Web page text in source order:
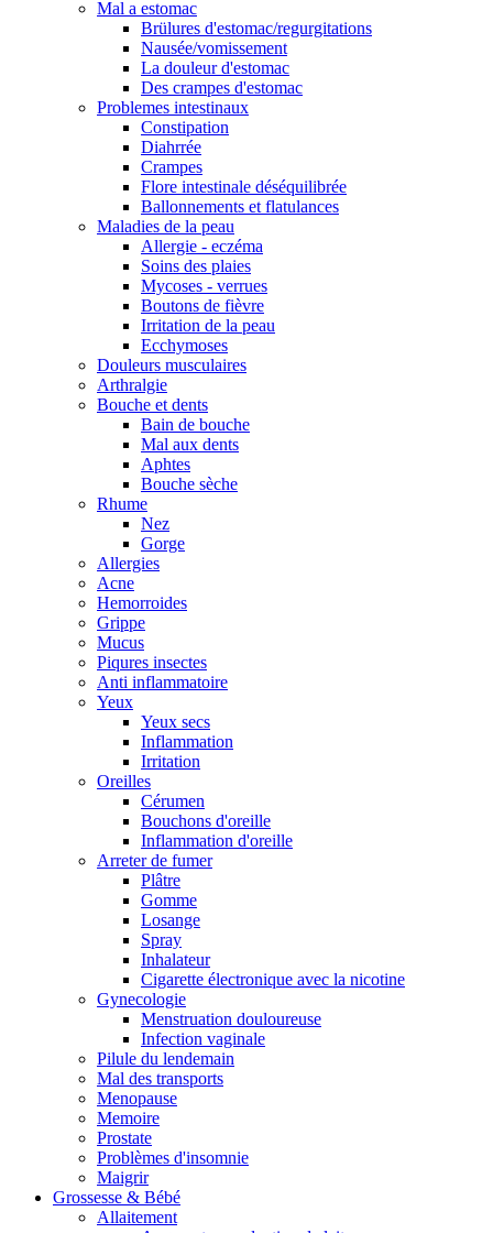
Mal a estomac
Brülures d'estomac/regurgitations
Nausée/vomissement
La douleur d'estomac
Des crampes d'estomac
Problemes intestinaux
Constipation
Diahrrée
Crampes
Flore intestinale déséquilibrée
Ballonnements et flatulances
Maladies de la peau
Allergie - eczéma
Soins des plaies
Mycoses - verrues
Boutons de fièvre
Irritation de la peau
Ecchymoses
Douleurs musculaires
Arthralgie
Bouche et dents
Bain de bouche
Mal aux dents
Aphtes
Bouche sèche
Rhume
Nez
Gorge
Allergies
Acne
Hemorroides
Grippe
Mucus
Piqures insectes
Anti inflammatoire
Yeux
Yeux secs
Inflammation
Irritation
Oreilles
Cérumen
Bouchons d'oreille
Inflammation d'oreille
Arreter de fumer
Plâtre
Gomme
Losange
Spray
Inhalateur
Cigarette électronique avec la nicotine
Gynecologie
Menstruation douloureuse
Infection vaginale
Pilule du lendemain
Mal des transports
Menopause
Memoire
Prostate
Problèmes d'insomnie
Maigrir
Grossesse & Bébé
Allaitement